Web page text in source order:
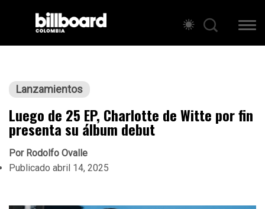
Lanzamientos
Luego de 25 EP, Charlotte de Witte por fin
presenta su álbum debut
PorRodolfo Ovalle
Publicado abril 14, 2025